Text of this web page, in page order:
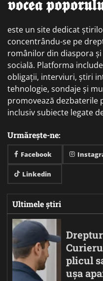
𝖛𝖔𝖈𝖊𝖆
este un site dedicat
concentrându-se pe
românilor din diaspora
socială. Platforma
obligații, interviuri, știri
tehnologie, sondaje și
promovează dezbaterile
inclusiv subiecte legate
Urmărește-ne:
Facebook
Linkedin
Ultimele știri
plicul
ușa